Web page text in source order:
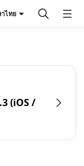
ไทย
(iOS /